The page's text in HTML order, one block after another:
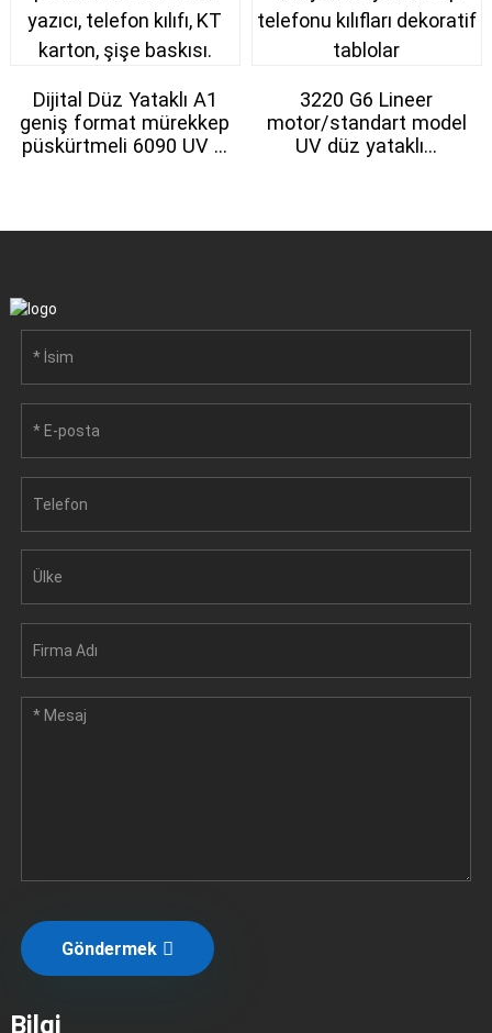
Dijital Düz Yataklı A1
geniş format mürekkep
püskürtmeli 6090 UV ...
3220 G6 Lineer
motor/standart model
UV düz yataklı...
Göndermek
Bilgi